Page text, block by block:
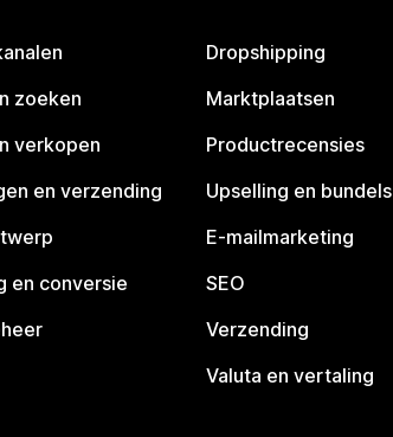
zoeken
verkopen
en verzending
en conversie
Dropshipping
Marktplaatsen
Productrecensies
Upselling en bundels
E-mailmarketing
SEO
Verzending
Valuta en vertaling